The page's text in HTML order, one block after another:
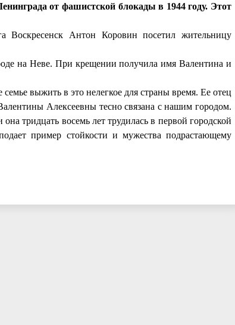
от фашистской блокады в 1944 году. Этот
Воскресенск Антон Коровин посетил жительницу
на Неве. При крещении получила имя Валентина и
выжить в это нелегкое для страны время. Ее отец
Алексеевны тесно связана с нашим городом.
тридцать восемь лет трудилась в первой городской
пример стойкости и мужества подрастающему